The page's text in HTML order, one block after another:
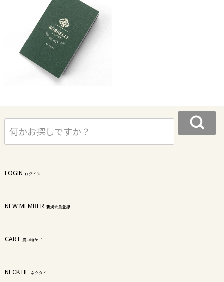
LOGIN ログイン
NEW MEMBER 新規会員登録
CART 買い物かご
NECKTIE ネクタイ